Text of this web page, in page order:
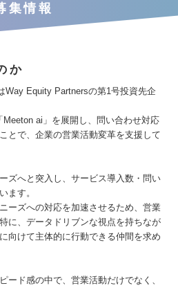
集情報
か
Way Equity Partnersの第1号投資先企
ai」を展開し、問い合わせ対応
とで、企業の営業活動変革を支援して
ズへと突入し、サービス導入数・問い
ます。
ーズへの対応を加速させるため、営業
に、データドリブンな視点を持ちなが
向けて主体的に行動できる仲間を求め
ード感の中で、営業活動だけでなく、